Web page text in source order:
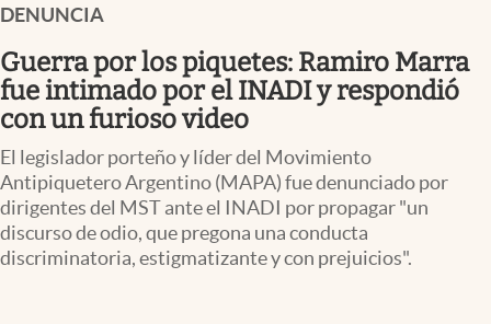
Uruguay
Mercados Online
Negocios
Columnistas
Apertura
Infotechnology
Clase
DENUNCIA
Guerra por los piquetes: Ramiro Marra
fue intimado por el INADI y respondió
con un furioso video
El legislador porteño y líder del Movimiento
Antipiquetero Argentino (MAPA) fue denunciado por
dirigentes del MST ante el INADI por propagar "un
discurso de odio, que pregona una conducta
discriminatoria, estigmatizante y con prejuicios".